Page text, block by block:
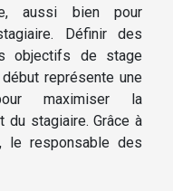
aussi bien pour
Définir des
objectifs de stage
représente une
maximiser la
du stagiaire. Grâce à
le responsable des